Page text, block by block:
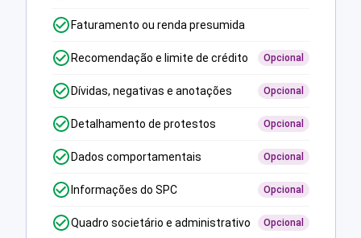
Faturamento ou renda presumida
Recomendação e limite de crédito Opcional
Dívidas, negativas e anotações Opcional
Detalhamento de protestos Opcional
Dados comportamentais Opcional
Informações do SPC Opcional
Quadro societário e administrativo Opcional